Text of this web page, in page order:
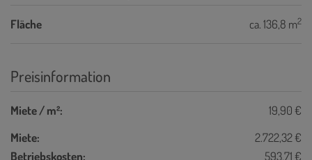
Fläche ca. 136,8 m2
Preisinformation
Miete / m²:
19,90 €
Miete:
2.722,32 €
Betriebskosten:
593,71 €